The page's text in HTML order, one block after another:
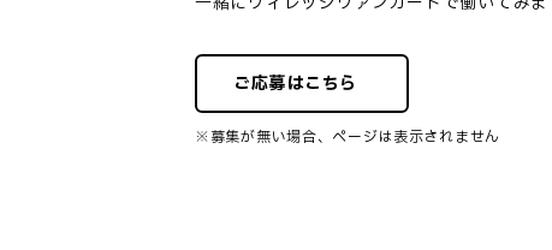
ご応募はこちら
※募集が無い場合、ページは表示されません